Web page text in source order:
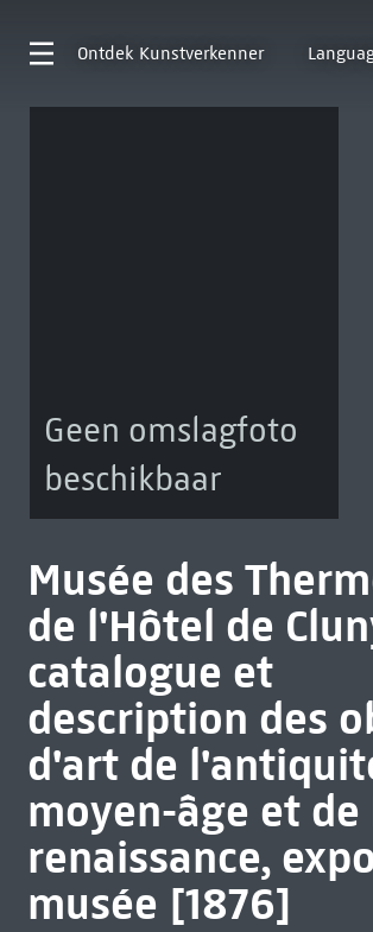
Ontdek Kunstverkenner
Geen omslagfoto
beschikbaar
Musée des
de l'Hôtel de
catalogue et
description des
d'art de
moyen-âge et de
renaissance,
musée [1876]